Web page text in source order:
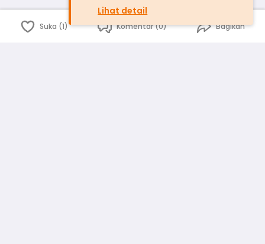
Suka (1) Komentar (0) Bagikan
Lihat detail